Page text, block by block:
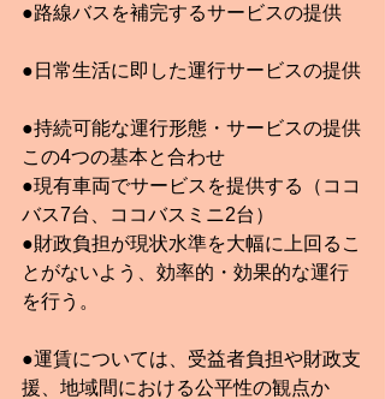
●路線バスを補完するサービスの提供
●日常生活に即した運行サービスの提供
●持続可能な運行形態・サービスの提供
この4つの基本と合わせ
●現有車両でサービスを提供する（ココ
バス7台、ココバスミニ2台）
●財政負担が現状水準を大幅に上回るこ
とがないよう、効率的・効果的な運行
を行う。
●運賃については、受益者負担や財政支
援、地域間における公平性の観点か